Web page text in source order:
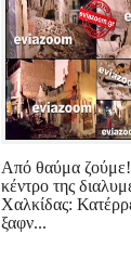
Από θαύμα
κέντρο της
Χαλκίδας:
ξαφν...